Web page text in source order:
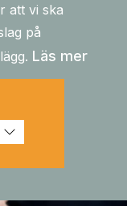
att vi ska
på
Läs mer